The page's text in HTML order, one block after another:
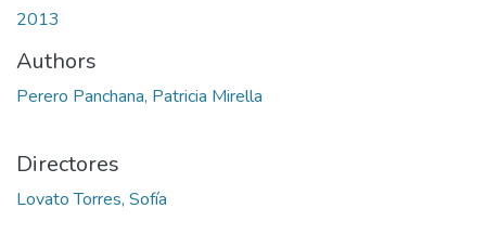
2013
Authors
Perero Panchana, Patricia Mirella
Directores
Lovato Torres, Sofía